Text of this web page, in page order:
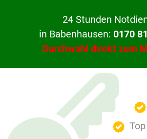
24 Stunden
in Babenhausen: 0170
Durchwahl direkt zum